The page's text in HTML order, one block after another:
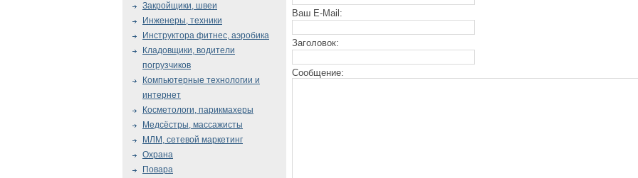
Ваш E-Mail:
Заголовок:
Сообщение:
Закройщики, швеи
Инженеры, техники
Инструктора фитнес, аэробика
Кладовщики, водители
погрузчиков
Компьютерные технологии и
интернет
Косметологи, парикмахеры
Медсёстры, массажисты
МЛМ, сетевой маркетинг
Охрана
Повара